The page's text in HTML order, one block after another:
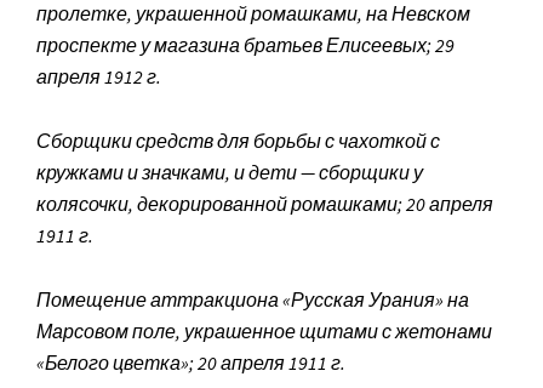
пролетке, украшенной ромашками, на Невском
проспекте у магазина братьев Елисеевых; 29
апреля 1912 г.
Сборщики средств для борьбы с чахоткой с
кружками и значками, и дети — сборщики у
колясочки, декорированной ромашками; 20 апреля
1911 г.
Помещение аттракциона «Русская Урания» на
Марсовом поле, украшенное щитами с жетонами
«Белого цветка»; 20 апреля 1911 г.